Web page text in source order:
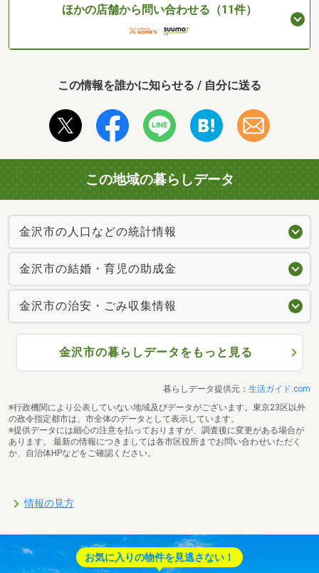
ほかの店舗から問い合わせる（11件）
この情報を誰かに知らせる / 自分に送る
この地域の暮らしデータ
金沢市の人口などの統計情報
金沢市の結婚・育児の助成金
金沢市の治安・ごみ収集情報
金沢市の暮らしデータをもっと見る
暮らしデータ提供元： 生活ガイド.com
※行政機関により公表していない地域及びデータがございます。東京23区以外
の政令指定都市は、市全体のデータとして表示しています。
※提供データには細心の注意を払っておりますが、調査後に変更がある場合が
あります。 最新の情報につきましては各市区役所までお問い合わせいただく
か、自治体HPなどをご確認ください。
情報の見方
お気に入りの物件を見逃さない！